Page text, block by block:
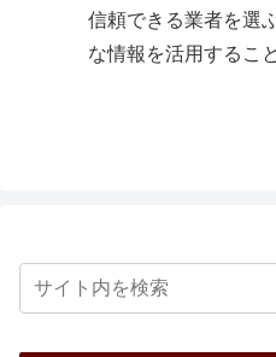
信頼できる業者を選
な情報を活用するこ